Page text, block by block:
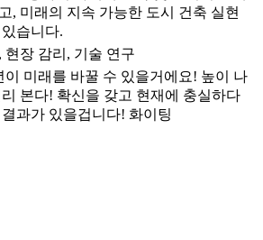
, 미래의 지속 가능한 도시 건축 실현
습니다.
현장 감리, 기술 연구
이 미래를 바꿀 수 있을거에요! 높이 나
본다! 확신을 갖고 현재에 충실하다
과가 있을겁니다! 화이팅